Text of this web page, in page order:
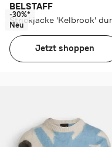
BELSTAFF
-30%*
Neu
Jetzt shoppen